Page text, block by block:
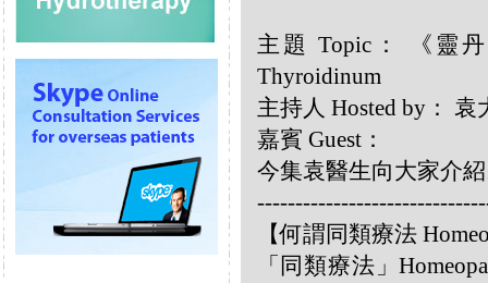
主題 Topic： 《靈
Thyroidinum
主持人 Hosted by：
嘉賓 Guest：
今集袁醫生向大家介
【何謂同類療法
「同類療法」